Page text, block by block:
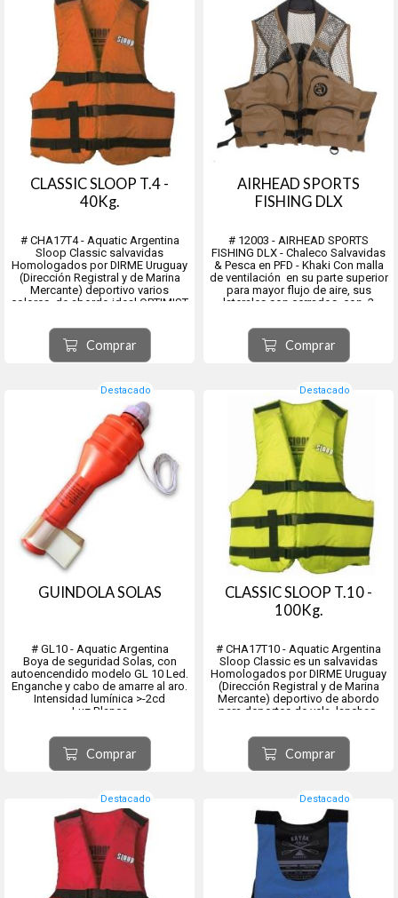
CLASSIC SLOOP T.4 -
40Kg.
# CHA17T4 - Aquatic Argentina
Sloop Classic salvavidas
Homologados por DIRME Uruguay
(Dirección Registral y de Marina
Mercante) deportivo varios
colores, de abordo ideal OPTIMIST
lanchas, botes, kayak y recreación
entre muchos.
Flotación: La exclusiva espuma de
celda...
Comprar
AIRHEAD SPORTS
FISHING DLX
# 12003 - AIRHEAD SPORTS
FISHING DLX - Chaleco Salvavidas
& Pesca en PFD - Khaki Con malla
de ventilación en su parte superior
para mayor flujo de aire, sus
laterales son cerrados, con 2
cremallera en su frente. Para
adultos, más de 60 kg.
Tipo III Aprobado y ...
Comprar
Destacado
GUINDOLA SOLAS
# GL10 - Aquatic Argentina
Boya de seguridad Solas, con
autoencendido modelo GL 10 Led.
Enganche y cabo de amarre al aro.
Intensidad lumínica >-2cd
Luz Blanca
por minuto.
No incluye pilas (3 pilas D)
Comprar
Destacado
CLASSIC SLOOP T.10 -
100Kg.
# CHA17T10 - Aquatic Argentina
Sloop Classic es un salvavidas
Homologados por DIRME Uruguay
(Dirección Registral y de Marina
Mercante) deportivo de abordo
para deportes de vela, lanchas,
otros.
Flotación: La exclusiva espuma de
celda cerrada permite una
flotación co...
Comprar
Destacado Destacado